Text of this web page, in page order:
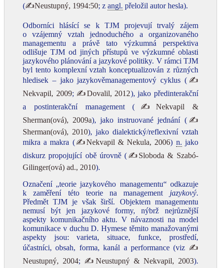
(✍Neustupný, 1994:50; z angl. přeložil autor hesla).
Odborníci hlásící se k TJM projevují trvalý zájem
o vzájemný vztah jednoduchého a organizovaného
managementu a právě tato výzkumná perspektiva
odlišuje TJM od jiných přístupů ve výzkumné oblasti
jazykového plánování a jazykové politiky. V rámci TJM
byl tento komplexní vztah konceptualizován z různých
hledisek – jako jazykověmanagementový cyklus (✍
Nekvapil, 2009; ✍Dovalil, 2012), jako předinterakční
a postinterakční management ( ✍Nekvapil &
Sherman(ová), 2009a), jako instruované jednání (✍
Sherman(ová), 2010), jako dialektický/reflexivní vztah
mikra a makra (✍Nekvapil & Nekula, 2006) n. jako
diskurz propojující obě úrovně ( ✍Sloboda & Szabó-
Gilinger(ová) ad., 2010).
Označení „teorie jazykového managementu“ odkazuje
k zaměření této teorie na management jazykový.
Předmět TJM je však širší. Objektem managementu
nemusí být jen jazykové formy, nýbrž nejrůznější
aspekty komunikačního aktu. V návaznosti na model
komunikace v duchu D. Hymese těmito manažovanými
aspekty jsou: varieta, situace, funkce, prostředí,
účastníci, obsah, forma, kanál a performance (viz ✍
Neustupný, 2004; ✍Neustupný & Nekvapil, 2003).